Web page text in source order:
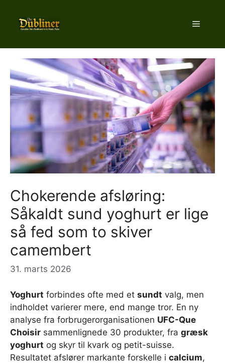
indhold
Menu
Chokerende afsløring:
Såkaldt sund yoghurt er lige
så fed som to skiver
camembert
31. marts 2026
Yoghurt forbindes ofte med et sundt valg, men
indholdet varierer mere, end mange tror. En ny
analyse fra forbrugerorganisationen UFC-Que
Choisir sammenlignede 30 produkter, fra græsk
yoghurt og skyr til kvark og petit-suisse.
Resultatet afslører markante forskelle i calcium,